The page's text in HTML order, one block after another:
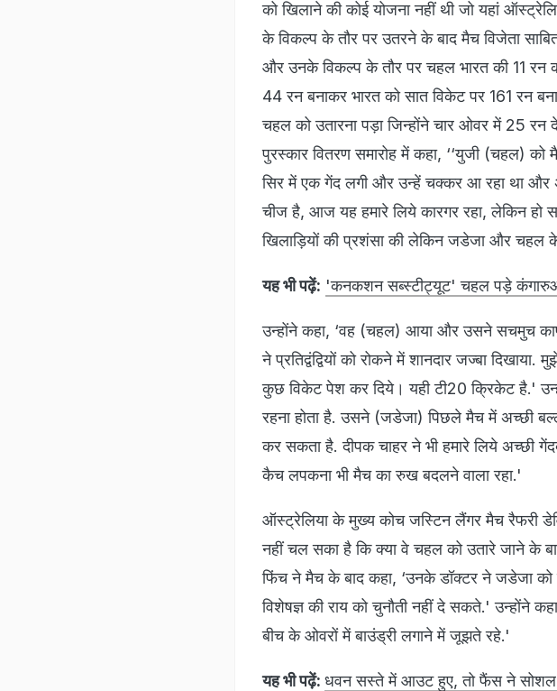
को खिलाने की कोई योजना नहीं थी जो यहां
के विकल्प के तौर पर उतरने के बाद मैच विजेता
और उनके विकल्प के तौर पर चहल भारत की 11 रन
44 रन बनाकर भारत को सात विकेट पर 161 रन
चहल को उतारना पड़ा जिन्होंने चार ओवर में 25
पुरस्कार वितरण समारोह में कहा, ‘‘युजी (चहल)
सिर में एक गेंद लगी और उन्हें चक्कर आ रहा था
चीज है, आज यह हमारे लिये कारगर रहा, लेकिन हो
खिलाड़ियों की प्रशंसा की लेकिन जडेजा और चहल के
यह भी पढ़ें: 'कनकशन सब्स्टीट्यूट' चहल पड़े कंगारुओं
उन्होंने कहा, ‘वह (चहल) आया और उसने सचमुच
ने प्रतिद्वंद्वियों को रोकने में शानदार जज्बा
कुछ विकेट पेश कर दिये। यही टी20 क्रिकेट है.'
रहना होता है. उसने (जडेजा) पिछले मैच में अच्छी
कर सकता है. दीपक चाहर ने भी हमारे लिये अच्छी
कैच लपकना भी मैच का रुख बदलने वाला रहा.'
ऑस्ट्रेलिया के मुख्य कोच जस्टिन लैंगर मैच रैफरी
नहीं चल सका है कि क्या वे चहल को उतारे जाने के
फिंच ने मैच के बाद कहा, ‘उनके डॉक्टर ने जडेजा
विशेषज्ञ की राय को चुनौती नहीं दे सकते.' उन्होंने
बीच के ओवरों में बाउंड्री लगाने में जूझते रहे.'
यह भी पढ़ें: धवन सस्ते में आउट हुए, तो फैंस ने सोशल